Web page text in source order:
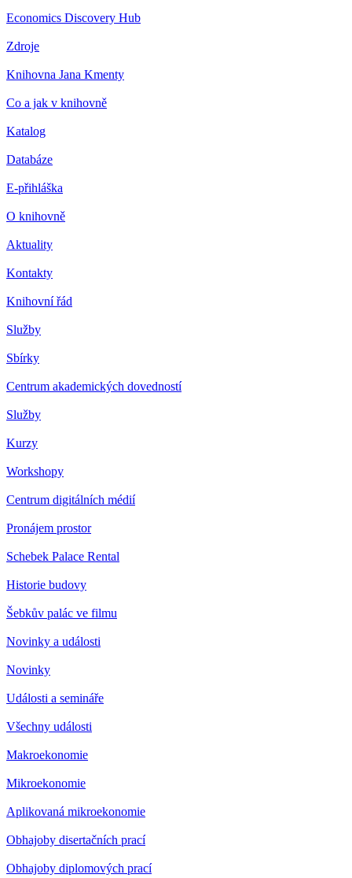
Economics Discovery Hub
Zdroje
Knihovna Jana Kmenty
Co a jak v knihovně
Katalog
Databáze
E-přihláška
O knihovně
Aktuality
Kontakty
Knihovní řád
Služby
Sbírky
Centrum akademických dovedností
Služby
Kurzy
Workshopy
Centrum digitálních médií
Pronájem prostor
Schebek Palace Rental
Historie budovy
Šebkův palác ve filmu
Novinky a události
Novinky
Události a semináře
Všechny události
Makroekonomie
Mikroekonomie
Aplikovaná mikroekonomie
Obhajoby disertačních prací
Obhajoby diplomových prací